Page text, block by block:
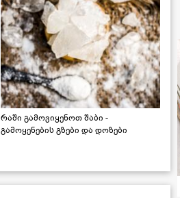
რაში გამოვიყენოთ შაბი -
გამოყენების გზები და დოზები